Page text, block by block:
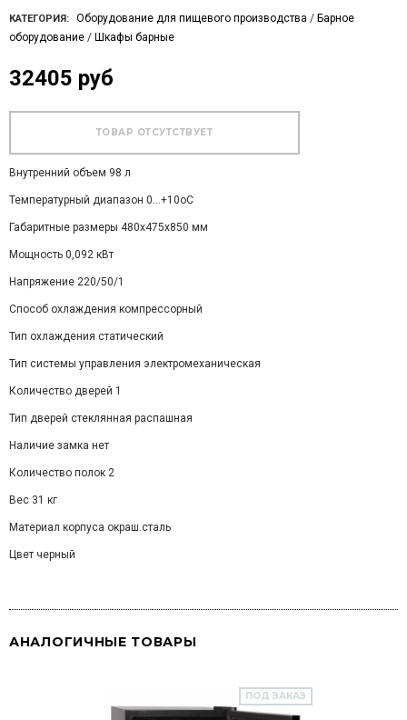
КАТЕГОРИЯ: Оборудование для пищевого производства / Барное
оборудование / Шкафы барные
32405 руб
Внутренний объем 98 л
Температурный диапазон 0…+10оС
Габаритные размеры 480х475х850 мм
Мощность 0,092 кВт
Напряжение 220/50/1
Способ охлаждения компрессорный
Тип охлаждения статический
Тип системы управления электромеханическая
Количество дверей 1
Тип дверей стеклянная распашная
Наличие замка нет
Количество полок 2
Вес 31 кг
Материал корпуса окраш.сталь
Цвет черный
АНАЛОГИЧНЫЕ ТОВАРЫ
ПОД ЗАКАЗ